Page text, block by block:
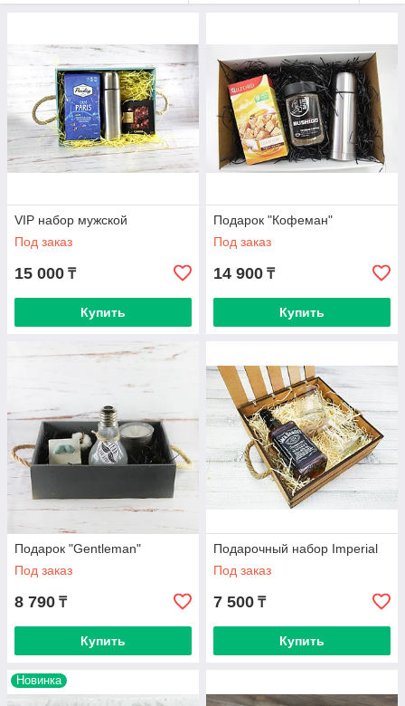
сильного пола.
VIP набор мужской
Под заказ
15 000 ₸
Купить
Подарок "Кофеман"
Под заказ
14 900 ₸
Купить
Подарок "Gentleman"
Под заказ
8 790 ₸
Купить
Подарочный набор Imperial
Под заказ
7 500 ₸
Купить
Новинка